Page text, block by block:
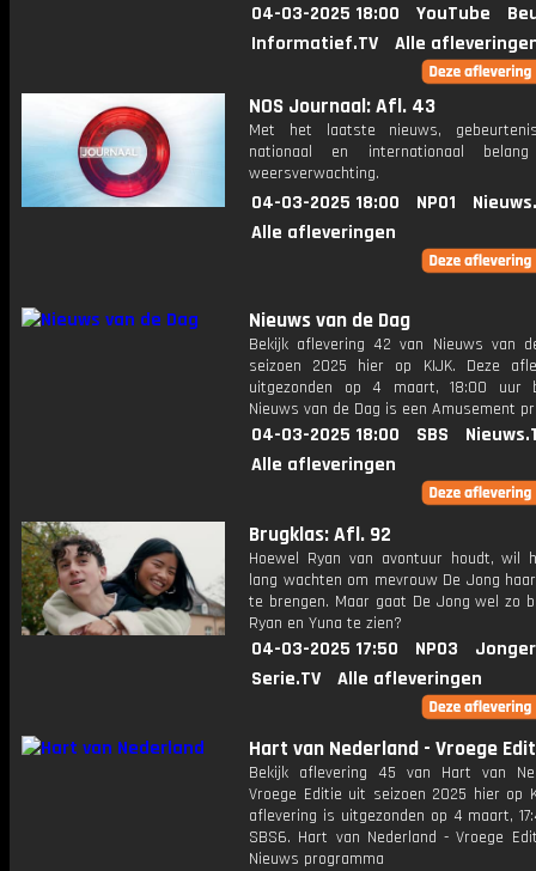
04-03-2025 18:00 YouTube
Informatief.TV
Alle
NOS Journaal: Afl. 43
Met het laatste nieuws,
nationaal en internationaal
weersverwachting.
04-03-2025 18:00 NPO1
Alle afleveringen
Nieuws van de Dag
Bekijk aflevering 42 van Nieuws van
seizoen 2025 hier op KIJK. Deze
uitgezonden op 4 maart, 18:00 uur
Nieuws van de Dag is een Amusement
04-03-2025 18:00 SBS
Alle afleveringen
Brugklas: Afl. 92
Hoewel Ryan van avontuur houdt, wil
lang wachten om mevrouw De Jong
te brengen. Maar gaat De Jong wel zo
Ryan en Yuna te zien?
04-03-2025 17:50 NPO3
Serie.TV
Alle afleveringen
Hart van Nederland - Vroege
Bekijk aflevering 45 van Hart van
Vroege Editie uit seizoen 2025 hier op
aflevering is uitgezonden op 4 maart,
SBS6. Hart van Nederland - Vroege
Nieuws programma